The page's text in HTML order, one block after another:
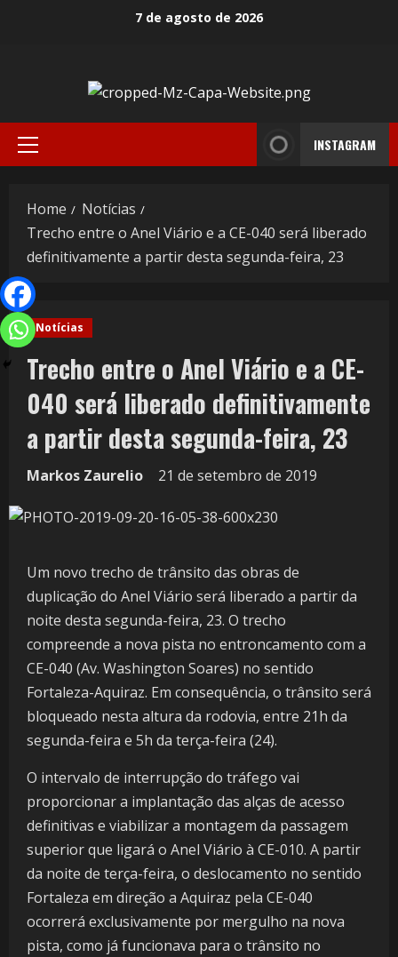
7 de agosto de 2026
INSTAGRAM
Home
Notícias
Trecho entre o Anel Viário e a CE-040 será liberado
definitivamente a partir desta segunda-feira, 23
Notícias
Trecho entre o Anel Viário e a CE-
040 será liberado definitivamente
a partir desta segunda-feira, 23
Markos Zaurelio 21 de setembro de 2019
Um novo trecho de trânsito das obras de
duplicação do Anel Viário será liberado a partir da
noite desta segunda-feira, 23. O trecho
compreende a nova pista no entroncamento com a
CE-040 (Av. Washington Soares) no sentido
Fortaleza-Aquiraz. Em consequência, o trânsito será
bloqueado nesta altura da rodovia, entre 21h da
segunda-feira e 5h da terça-feira (24).
O intervalo de interrupção do tráfego vai
proporcionar a implantação das alças de acesso
definitivas e viabilizar a montagem da passagem
superior que ligará o Anel Viário à CE-010. A partir
da noite de terça-feira, o deslocamento no sentido
Fortaleza em direção a Aquiraz pela CE-040
ocorrerá exclusivamente por mergulho na nova
pista, como já funcionava para o trânsito no